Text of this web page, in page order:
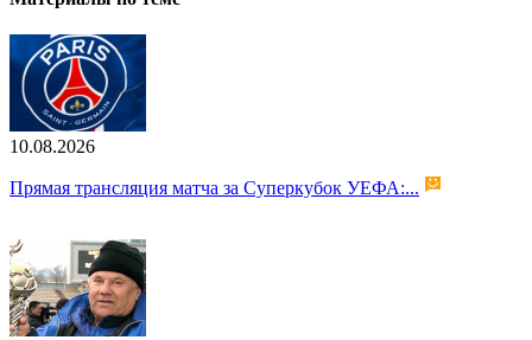
10.08.2026
Прямая трансляция матча за Суперкубок УЕФА:...